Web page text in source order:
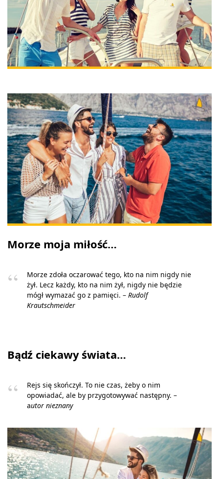
Morze moja miłość…
Morze zdoła oczarować tego, kto na nim nigdy nie
żył. Lecz każdy, kto na nim żył, nigdy nie będzie
mógł wymazać go z pamięci. – Rudolf
Krautschmeider
Bądź ciekawy świata…
Rejs się skończył. To nie czas, żeby o nim
opowiadać, ale by przygotowywać następny. –
autor nieznany